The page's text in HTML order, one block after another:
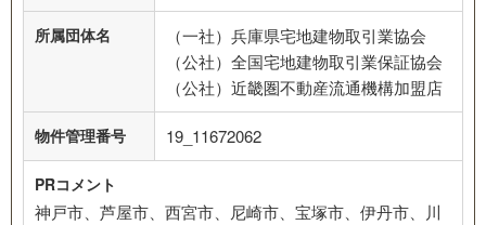
所属団体名
（一社）兵庫県宅地建物取引業協会
（公社）全国宅地建物取引業保証協会
（公社）近畿圏不動産流通機構加盟店
物件管理番号 19_11672062
PRコメント
神戸市、芦屋市、西宮市、尼崎市、宝塚市、伊丹市、川